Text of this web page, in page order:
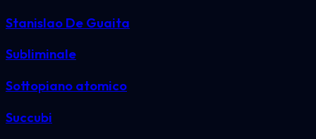
Stanislao De Guaita
Subliminale
Sottopiano atomico
Succubi